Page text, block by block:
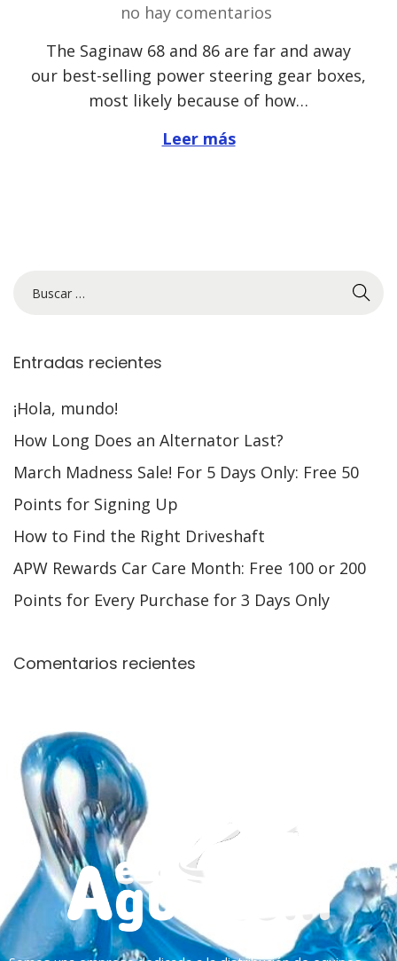
no hay comentarios
The Saginaw 68 and 86 are far and away
our best-selling power steering gear boxes,
most likely because of how…
Leer más
Entradas recientes
¡Hola, mundo!
How Long Does an Alternator Last?
March Madness Sale! For 5 Days Only: Free 50
Points for Signing Up
How to Find the Right Driveshaft
APW Rewards Car Care Month: Free 100 or 200
Points for Every Purchase for 3 Days Only
Comentarios recientes